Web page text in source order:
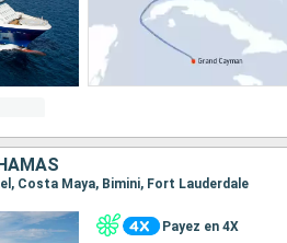
Costa Maya, Bimini, Fort Lauderdale
Payez en 4X